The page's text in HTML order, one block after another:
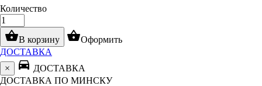
Количество
shopping_basketВ корзину shopping_basketОформить
ДОСТАВКА
×
directions_car ДОСТАВКА
ДОСТАВКА ПО МИНСКУ